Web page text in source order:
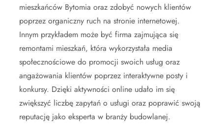
mieszkańców Bytomia oraz zdobyć nowych klientów
poprzez organiczny ruch na stronie internetowej.
Innym przykładem może być firma zajmująca się
remontami mieszkań, która wykorzystała media
społecznościowe do promocji swoich usług oraz
angażowania klientów poprzez interaktywne posty i
konkursy. Dzięki aktywności online udało im się
zwiększyć liczbę zapytań o usługi oraz poprawić swoją
reputację jako eksperta w branży budowlanej.